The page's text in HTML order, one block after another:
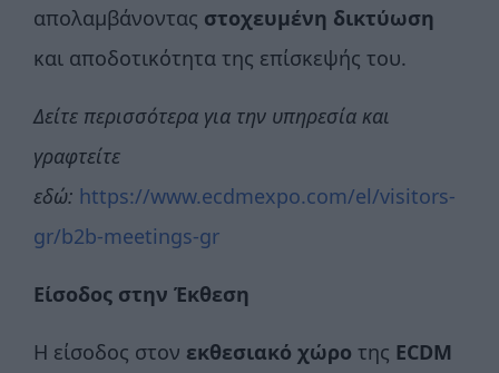
απολαμβάνοντας στοχευμένη δικτύωση
και αποδοτικότητα της επίσκεψής του.
Δείτε περισσότερα για την υπηρεσία και
γραφτείτε
εδώ: https://www.ecdmexpo.com/el/visitors-
gr/b2b-meetings-gr
Είσοδος στην Έκθεση
Η είσοδος στον εκθεσιακό χώρο της ECDM